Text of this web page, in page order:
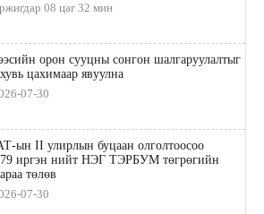
08 цаг 32 мин
орон сууцны сонгон шалгаруулалтыг
цахимаар явуулна
07-30
ын II улирлын буцаан олголтоосоо
иргэн нийт НЭГ ТЭРБУМ төгрөгийн
төлөв
07-30